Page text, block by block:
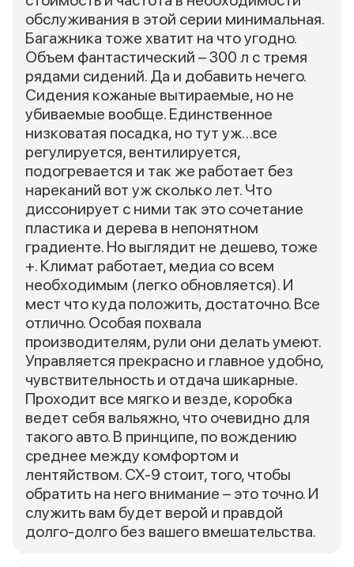
обслуживания в этой серии минимальная.
Багажника тоже хватит на что угодно.
Объем фантастический – 300 л с тремя
рядами сидений. Да и добавить нечего.
Сидения кожаные вытираемые, но не
убиваемые вообще. Единственное
низковатая посадка, но тут уж…все
регулируется, вентилируется,
подогревается и так же работает без
нареканий вот уж сколько лет. Что
диссонирует с ними так это сочетание
пластика и дерева в непонятном
градиенте. Но выглядит не дешево, тоже
+. Климат работает, медиа со всем
необходимым (легко обновляется). И
мест что куда положить, достаточно. Все
отлично. Особая похвала
производителям, рули они делать умеют.
Управляется прекрасно и главное удобно,
чувствительность и отдача шикарные.
Проходит все мягко и везде, коробка
ведет себя вальяжно, что очевидно для
такого авто. В принципе, по вождению
среднее между комфортом и
лентяйством. CX-9 стоит, того, чтобы
обратить на него внимание – это точно. И
служить вам будет верой и правдой
долго-долго без вашего вмешательства.